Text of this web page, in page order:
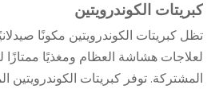
كبريتات الكوندرويتين
لعلاجات هشاشة العظام ومغذيًا ممتازًا
المشتركة. توفر كبريتات الكوندرويتين